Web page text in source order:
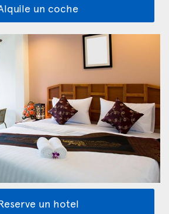
un coche
un hotel